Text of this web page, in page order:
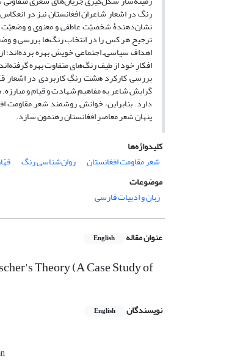
رنگ در اشعار شاعران افغانستان نیز در
نشان‌دهندۀ شخصیّت عاطفی و معنوی و وضعیّت
ترجیح هر کس را در انتخاب رنگ‌ها بررسی و
اهداف سیاسی‌ـ ‌اجتماعیِ خویش بهره برده‌اند؛
افکارِ خود از طیف رنگ‌های متفاوت بهره
بررسی کارکرد هشت رنگِ کاربردی در اشعار
گرایش شاعر به مفاهیم شهادت و قیام و
دارد. بنابراین، خوانش روشمند شعر مقاومت
پنهان شعر معاصرِ افغانستان رهنمون سازد.
کلیدواژه‌ها
شعر مقاومت افغانستان
روان‌شناسی رنگ
موضوعات
زبان و ادبیات فارسی
عنوان مقاله English
Theory (A Case Study of
نویسندگان English